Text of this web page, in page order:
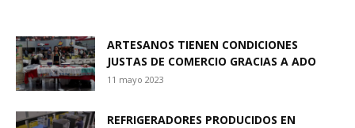
ARTESANOS TIENEN CONDICIONES
JUSTAS DE COMERCIO GRACIAS A ADO
11 mayo 2023
REFRIGERADORES PRODUCIDOS EN